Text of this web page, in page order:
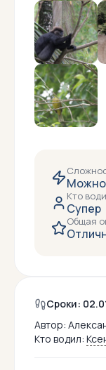
Можно
Кто
Супер
Общая
Сроки:
Автор:
Кто водил: